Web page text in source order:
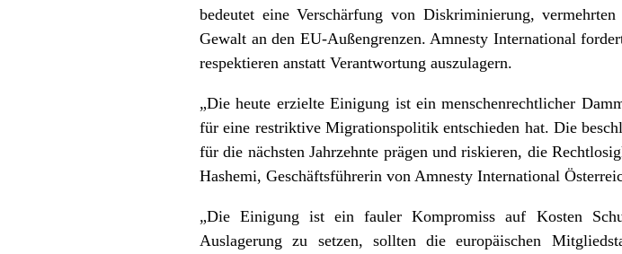
bedeutet eine Verschärfung von Diskriminierung,
Gewalt an den EU-Außengrenzen. Amnesty International
respektieren anstatt Verantwortung auszulagern.
„Die heute erzielte Einigung ist ein menschenrechtlicher
für eine restriktive Migrationspolitik entschieden hat. Die
für die nächsten Jahrzehnte prägen und riskieren, die
Hashemi, Geschäftsführerin von Amnesty International
„Die Einigung ist ein fauler Kompromiss auf Kosten
Auslagerung zu setzen, sollten die europäischen